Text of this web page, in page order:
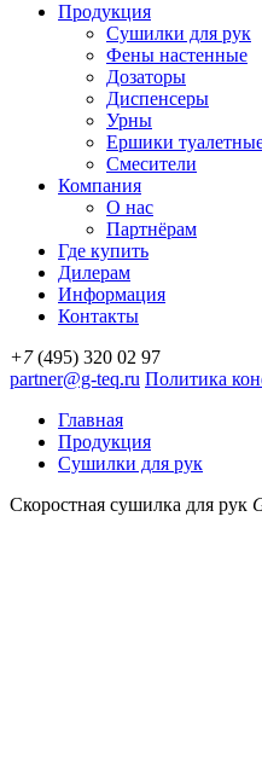
Продукция
Сушилки для рук
Фены настенные
Дозаторы
Диспенсеры
Урны
Ершики
Смесители
Компания
О нас
Партнёрам
Где купить
Дилерам
Информация
Контакты
+7(495) 320 02 97
partner@g-teq.ru Политика
Главная
Продукция
Сушилки для рук
Скоростная сушилка для рук